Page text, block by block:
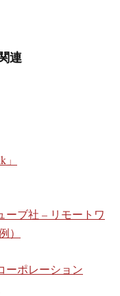
連
ーブ社 – リモートワ
）
ーポレーション